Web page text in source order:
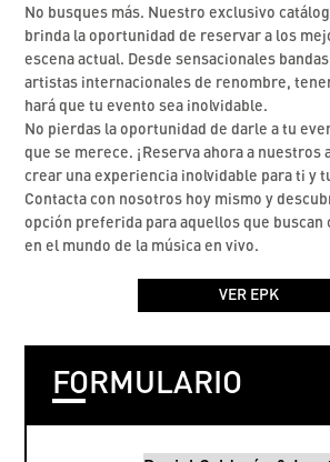
No busques más. Nuestro exclusivo
brinda la oportunidad de reservar a los
escena actual. Desde sensacionales
artistas internacionales de renombre,
hará que tu evento sea inolvidable.
No pierdas la oportunidad de darle a tu
que se merece. ¡Reserva ahora a nuestros
crear una experiencia inolvidable para ti y
Contacta con nosotros hoy mismo y
opción preferida para aquellos que buscan
en el mundo de la música en vivo.
VER EPK
FORMULARIO